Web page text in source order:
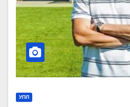
УПЛ